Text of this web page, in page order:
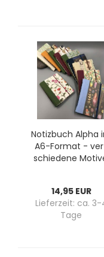
No­tiz­buch Alpha
A6-​For­mat -
schie­de­ne
14,95 EUR
Lieferzeit: ca. 3-
Tage